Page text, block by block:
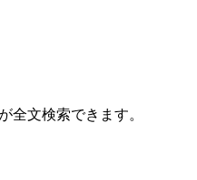
全文検索できます。